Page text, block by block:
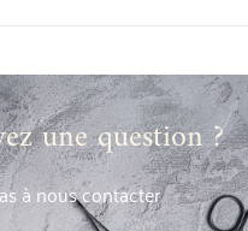
une question ?
à nous contacter